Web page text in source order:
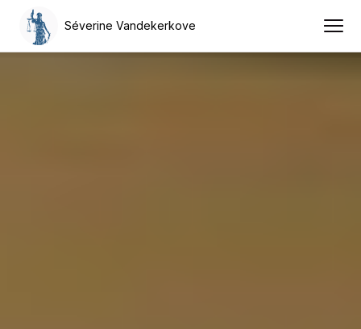
Séverine Vandekerkove